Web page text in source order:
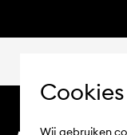
Wij gebruiken